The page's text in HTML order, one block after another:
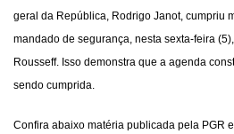
geral da República, Rodrigo Janot, cumpriu
mandado de segurança, nesta sexta-feira
Rousseff. Isso demonstra que a agenda
sendo cumprida.
Confira abaixo matéria publicada pela PGR